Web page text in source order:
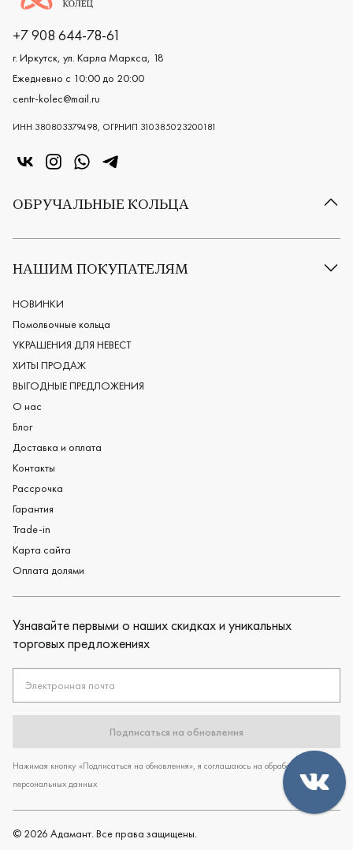
+7 908 644-78-61
г. Иркутск, ул. Карла Маркса, 18
Ежедневно с 10:00 до 20:00
centr-kolec@mail.ru
ИНН 380803379498, ОГРНИП 310385023200181
«Центр колец» в VK
«Центр колец» в Instagram
«Центр колец» в Whatsapp
«Центр колец» в Telegram
ОБРУЧАЛЬНЫЕ КОЛЬЦА
Все обручальные кольца
Европейские обручальные кольца
Мужские обручальные кольца
Женские обручальные кольца
Обручальные кольца из платины
Дизайнерские обручальные кольца
Черные обручальные кольца
НАШИМ ПОКУПАТЕЛЯМ
НОВИНКИ
Помолвочные кольца
УКРАШЕНИЯ ДЛЯ НЕВЕСТ
ХИТЫ ПРОДАЖ
ВЫГОДНЫЕ ПРЕДЛОЖЕНИЯ
О нас
Блог
Доставка и оплата
Контакты
Рассрочка
Гарантия
Trade-in
Карта сайта
Оплата долями
Узнавайте первыми о наших скидках и уникальных
торговых предложениях
Электронная почта
Подписаться на обновления
Нажимая кнопку «Подписаться на обновления», я соглашаюсь на обработку
персональных данных
© 2026 Адамант. Все права защищены.